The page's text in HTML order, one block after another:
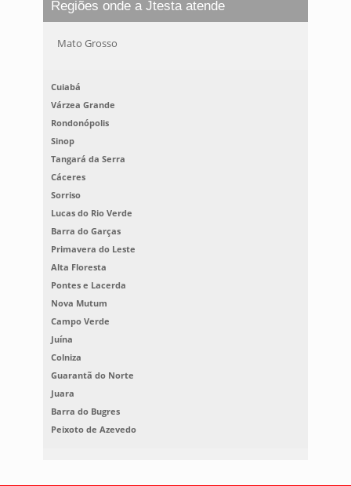
Regiões onde a Jtesta atende
Mato Grosso
Cuiabá
Várzea Grande
Rondonópolis
Sinop
Tangará da Serra
Cáceres
Sorriso
Lucas do Rio Verde
Barra do Garças
Primavera do Leste
Alta Floresta
Pontes e Lacerda
Nova Mutum
Campo Verde
Juína
Colniza
Guarantã do Norte
Juara
Barra do Bugres
Peixoto de Azevedo